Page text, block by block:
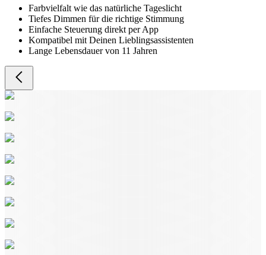
Farbvielfalt wie das natürliche Tageslicht
Tiefes Dimmen für die richtige Stimmung
Einfache Steuerung direkt per App
Kompatibel mit Deinen Lieblingsassistenten
Lange Lebensdauer von 11 Jahren